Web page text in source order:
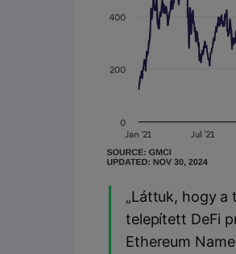
„Láttuk, hogy a
telepített DeFi
Ethereum